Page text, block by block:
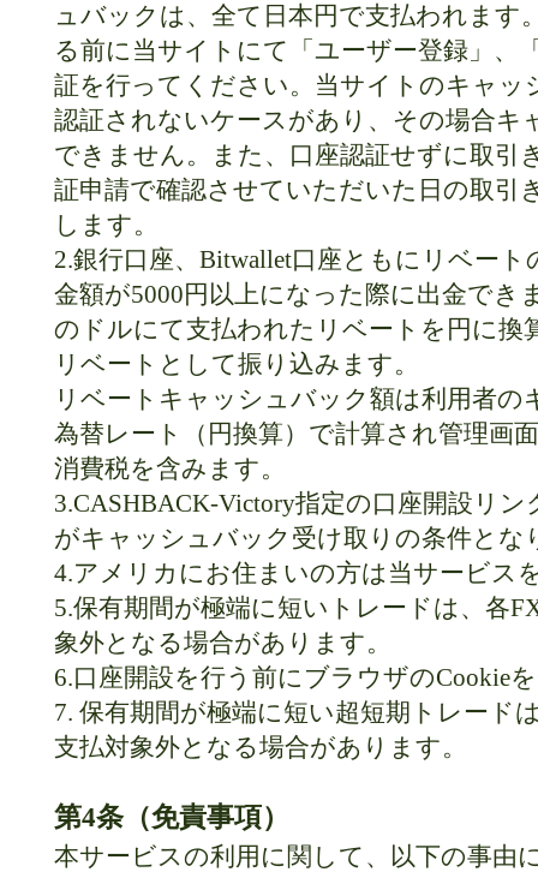
ュバックは、全て日本円で支払われます
る前に当サイトにて「ユーザー登録」、
証を行ってください。当サイトのキャッ
認証されないケースがあり、その場合
できません。また、口座認証せずに取引
証申請で確認させていただいた日の取引
します。
2.銀行口座、Bitwallet口座ともにリベー
金額が5000円以上になった際に出金でき
のドルにて支払われたリベートを円に換
リベートとして振り込みます。
リベートキャッシュバック額は利用者
為替レート（円換算）で計算され管理画
消費税を含みます。
3.CASHBACK-Victory指定の口座開設リ
がキャッシュバック受け取りの条件とな
4.アメリカにお住まいの方は当サービス
5.保有期間が極端に短いトレードは、各
象外となる場合があります。
6.口座開設を行う前にブラウザのCookie
7. 保有期間が極端に短い超短期トレード
支払対象外となる場合があります。
第4条（免責事項）
本サービスの利用に関して、以下の事由